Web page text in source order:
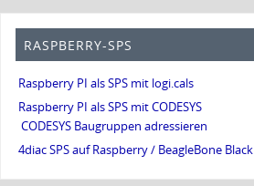
RASPBERRY-SPS
Raspberry PI als SPS mit logi.cals
Raspberry PI als SPS mit CODESYS
CODESYS Baugruppen adressieren
4diac SPS auf Raspberry / BeagleBone Black